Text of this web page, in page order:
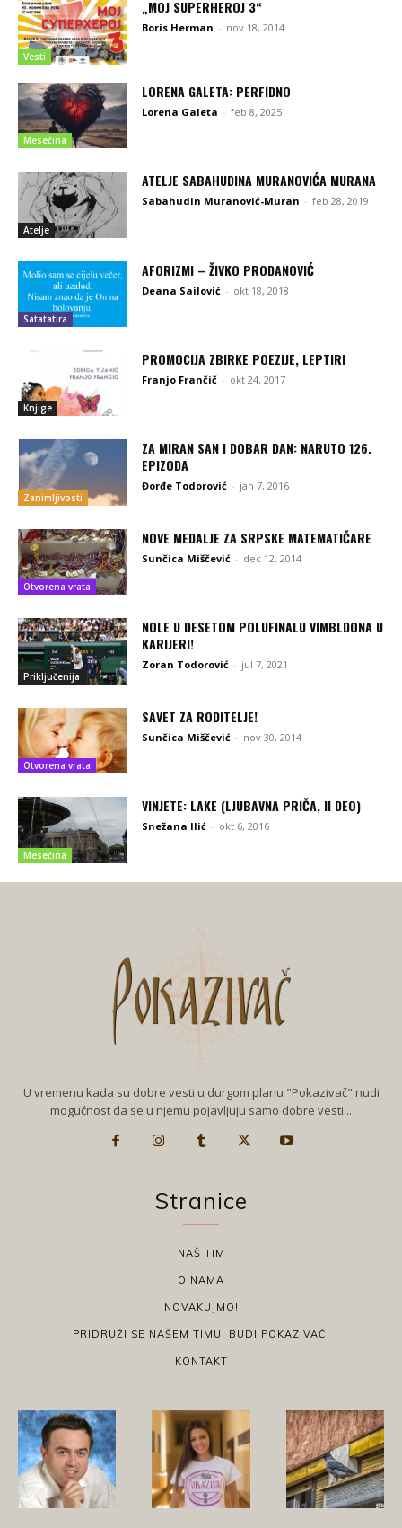
Vesti
„MOJ SUPERHEROJ 3“
Boris Herman - nov 18, 2014
Mesečina
LORENA GALETA: PERFIDNO
Lorena Galeta - feb 8, 2025
Atelje
ATELJE SABAHUDINA MURANOVIĆA MURANA
Sabahudin Muranović-Muran - feb 28, 2019
Satatatira
AFORIZMI – ŽIVKO PRODANOVIĆ
Deana Sailović - okt 18, 2018
Knjige
PROMOCIJA ZBIRKE POEZIJE, LEPTIRI
Franjo Frančič - okt 24, 2017
Zanimljivosti
ZA MIRAN SAN I DOBAR DAN: NARUTO 126.
EPIZODA
Đorđe Todorović - jan 7, 2016
Otvorena vrata
NOVE MEDALJE ZA SRPSKE MATEMATIČARE
Sunčica Miščević - dec 12, 2014
Priključenija
NOLE U DESETOM POLUFINALU VIMBLDONA U
KARIJERI!
Zoran Todorović - jul 7, 2021
Otvorena vrata
SAVET ZA RODITELJE!
Sunčica Miščević - nov 30, 2014
Mesečina
VINJETE: LAKE (LJUBAVNA PRIČA, II DEO)
Snežana Ilić - okt 6, 2016
U vremenu kada su dobre vesti u durgom planu "Pokazivač" nudi
mogućnost da se u njemu pojavljuju samo dobre vesti...
Stranice
NAŠ TIM
O NAMA
NOVAKUJMO!
PRIDRUŽI SE NAŠEM TIMU, BUDI POKAZIVAČ!
KONTAKT